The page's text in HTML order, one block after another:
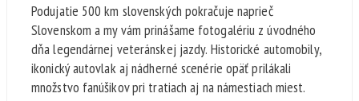
Podujatie 500 km slovenských pokračuje naprieč
Slovenskom a my vám prinášame fotogalériu z úvodného
dňa legendárnej veteránskej jazdy. Historické automobily,
ikonický autovlak aj nádherné scenérie opäť prilákali
množstvo fanúšikov pri tratiach aj na námestiach miest.